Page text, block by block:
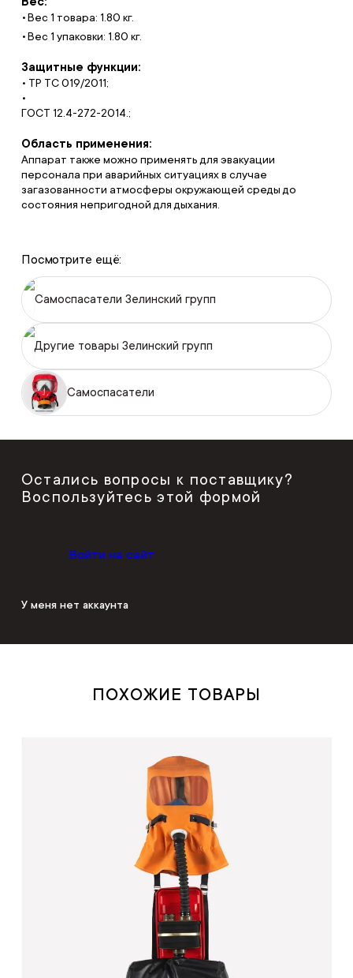
Вес 1 товара: 1.80 кг.
Вес 1 упаковки: 1.80 кг.
Защитные функции:
• ТР ТС 019/2011;
•
ГОСТ 12.4-272-2014.;
Область применения:
Аппарат также можно применять для эвакуации
персонала при аварийных ситуациях в случае
загазованности атмосферы окружающей среды до
состояния непригодной для дыхания.
Посмотрите ещё:
Самоспасатели Зелинский групп
Другие товары Зелинский групп
Самоспасатели
Остались вопросы к поставщику?
Воспользуйтесь этой формой
Войти на сайт
У меня нет аккаунта
ПОХОЖИЕ ТОВАРЫ